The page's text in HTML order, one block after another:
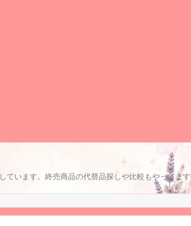
ています。終売商品の代替品探しや比較もやってます